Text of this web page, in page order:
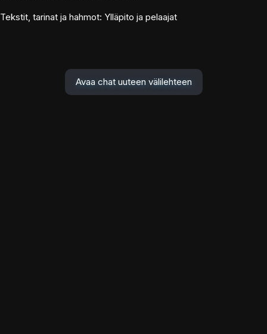
Tekstit, tarinat ja hahmot: Ylläpito ja pelaajat
Avaa chat uuteen välilehteen